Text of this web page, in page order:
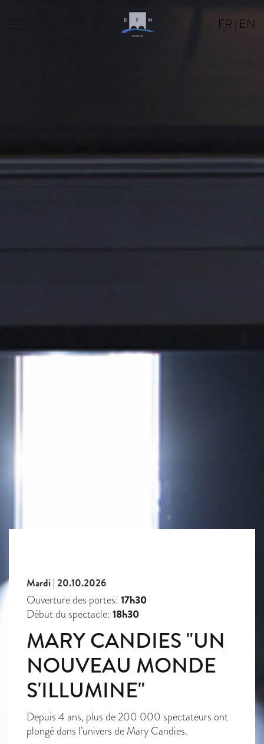
FR EN
Mardi | 20.10.2026
Ouverture des portes: 17h30
Début du spectacle: 18h30
MARY CANDIES "UN
NOUVEAU MONDE
S'ILLUMINE"
Depuis 4 ans, plus de 200 000 spectateurs ont
plongé dans l’univers de Mary Candies.